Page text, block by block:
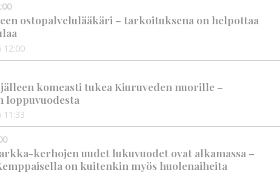
ostopalvelulääkäri – tarkoituksena on helpottaa
12:00
komeasti tukea Kiuruveden nuorille –
loppuvuodesta
11:33
kerhojen uudet lukuvuodet ovat alkamassa –
on kuitenkin myös huolenaiheita